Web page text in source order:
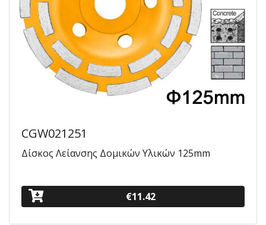
CGW021251
Δίσκος Λείανσης Δομικών Υλικών 125mm
€11.42